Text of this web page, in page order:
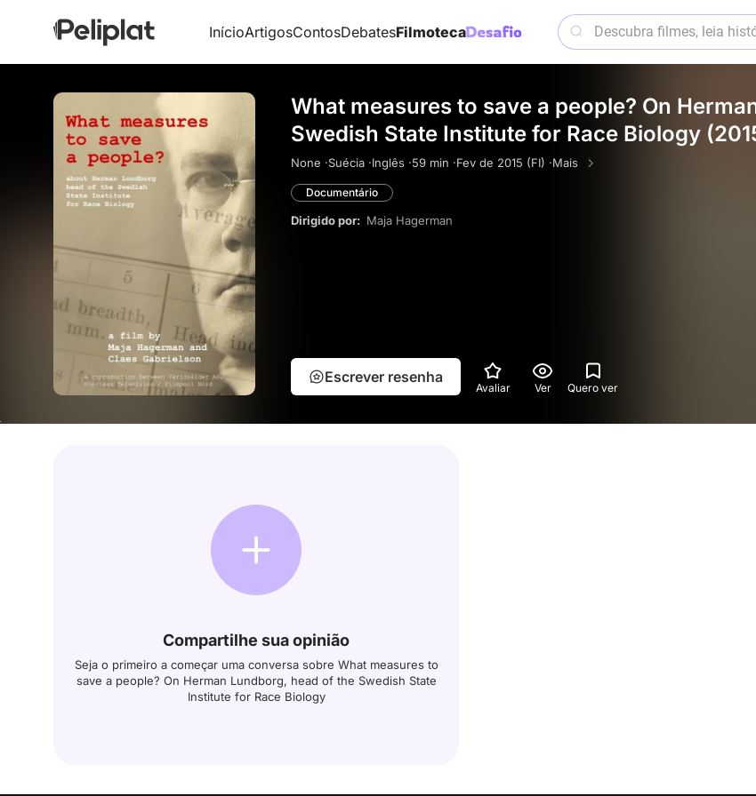
InícioArtigosContosDebatesFilmoteca
What measures to save a people? On
Swedish State Institute for Race Biology
None ·Suécia ·Inglês ·59 min ·Fev de 2015 (FI) ·Mais
Documentário
Dirigido por: Maja Hagerman
Escrever resenha
Avaliar Ver Quero ver
Compartilhe sua opinião
Seja o primeiro a começar uma conversa sobre What measures to
save a people? On Herman Lundborg, head of the Swedish State
Institute for Race Biology